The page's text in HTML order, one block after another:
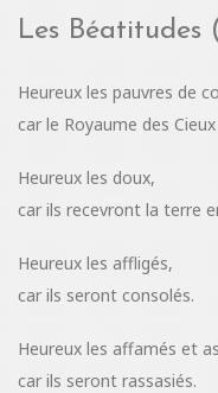
Les Béatitudes
Heureux les pauvres de
car le Royaume des
Heureux les doux,
car ils recevront la terre
Heureux les affligés,
car ils seront consolés.
Heureux les affamés et
car ils seront rassasiés.